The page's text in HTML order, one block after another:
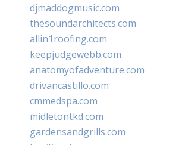
djmaddogmusic.com
thesoundarchitects.com
allin1roofing.com
keepjudgewebb.com
anatomyofadventure.com
drivancastillo.com
cmmedspa.com
midletontkd.com
gardensandgrills.com